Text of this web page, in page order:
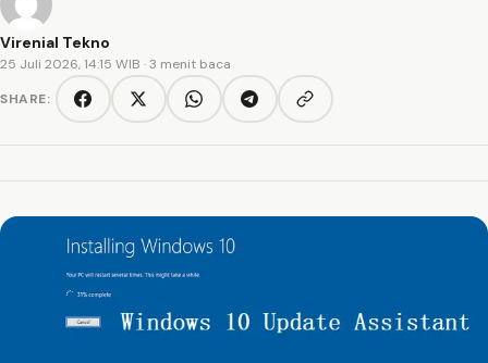
Virenial Tekno
25 Juli 2026, 14:15 WIB · 3 menit baca
SHARE:
FacebookTwitter/XWhatsAppTelegramCopy link